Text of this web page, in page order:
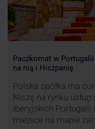
Paczkomat w
na nią i Hiszpanię
Polska spółka ma
Niszę na rynku
iberyjskich Portugalii
miejsce na mapie